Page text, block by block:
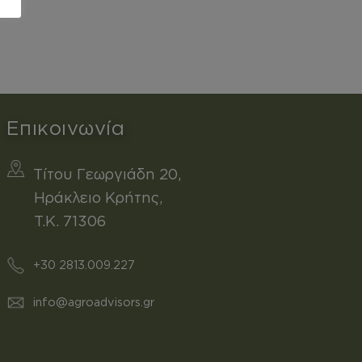
Επικοινωνία
Τίτου Γεωργιάδη 20,
Ηράκλειο Κρήτης,
T.K. 71306
+30 2813.009.227
info@agroadvisors.gr